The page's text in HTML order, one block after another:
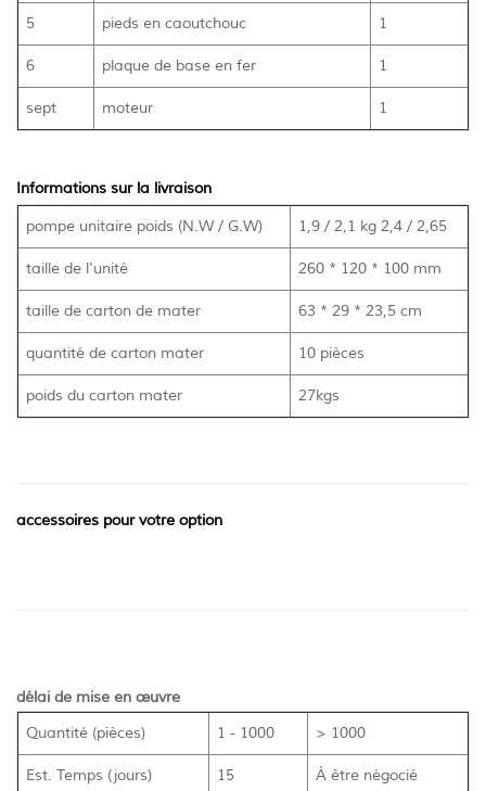
5 pieds en caoutchouc 1
6 plaque de base en fer 1
sept moteur 1
Informations sur la livraison
pompe unitaire poids (N.W / G.W) 1,9 / 2,1 kg 2,4 / 2,65
taille de l'unité 260 * 120 * 100 mm
taille de carton de mater 63 * 29 * 23,5 cm
quantité de carton mater 10 pièces
poids du carton mater 27kgs
accessoires pour votre option
délai de mise en œuvre
Quantité (pièces)
1 - 1000 > 1000
Est. Temps (jours) 15 À être négocié